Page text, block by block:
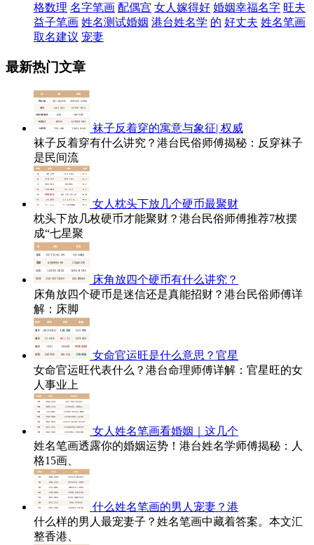
格数理 名字笔画 配偶宫 女人嫁得好 婚姻幸福名字 旺夫
益子笔画 姓名测试婚姻 港台姓名学 的 好丈夫 姓名笔画
取名建议 宠妻
最新热门文章
袜子反着穿的寓意与象征| 权威
袜子反着穿有什么讲究？港台民俗师傅揭秘：反穿袜子
是民间流
女人枕头下放几个硬币最聚财
枕头下放几枚硬币才能聚财？港台民俗师傅推荐7枚摆
成“七星聚
床角放四个硬币有什么讲究？
床角放四个硬币是迷信还是真能招财？港台民俗师傅详
解：床脚
女命官运旺是什么意思？官星
女命官运旺代表什么？港台命理师傅详解：官星旺的女
人事业上
女人姓名笔画看婚姻｜这几个
姓名笔画透露你的婚姻运势！港台姓名学师傅揭秘：人
格15画、
什么姓名笔画的男人宠妻？港
什么样的男人最宠妻子？姓名笔画中藏着答案。本文汇
整香港、